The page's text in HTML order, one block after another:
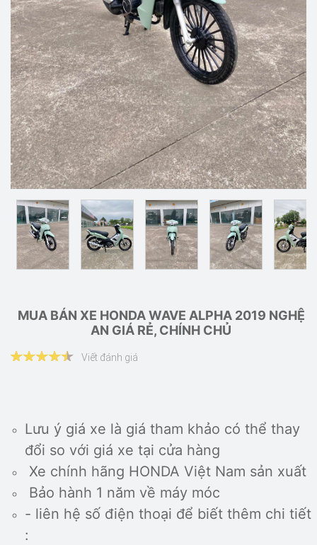
MUA BÁN XE HONDA WAVE ALPHA 2019 NGHỆ
AN GIÁ RẺ, CHÍNH CHỦ
Viết đánh giá
Lưu ý giá xe là giá tham khảo có thể thay
đổi so với giá xe tại cửa hàng
Xe chính hãng HONDA Việt Nam sản xuất
Bảo hành 1 năm về máy móc
- liên hệ số điện thoại để biết thêm chi tiết
: